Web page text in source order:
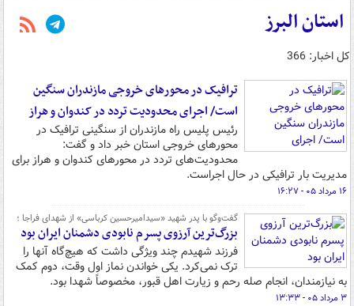
استان البرز
کل اخبار: 366
ترافیک در محورهای خروجی مازندران سنگین
است/ اجرای محدودیت تردد در کندوان و هراز
رئیس پلیس راه مازندران از سنگینی ترافیک در
محورهای خروجی استان خبر داد و گفت:
محدودیت‌های تردد در محورهای کندوان و هراز برای
مدیریت بار ترافیکی در حال اجراست.
۱۶ مرداد ۰۵ - ۱۶:۲۷
گفت‌وگو با پدر شهید «سیدامیرحسین کرباسی» از شهدای فراجا ؛
بزرگ‌ترین آرزوی پسرم نابودی دشمنان ایران بود
فرزند شهیدم چند ویژگی داشت که هیچ‌گاه آنها را
ترک نمی‌کرد. یکی خواندن نماز اول وقت، دوم کمک
به نیازمندان، انجام صله رحم و زیارت اهل قبور، مخصوصاً شهدا بود.
۳ مرداد ۰۵ - ۱۳:۳۳